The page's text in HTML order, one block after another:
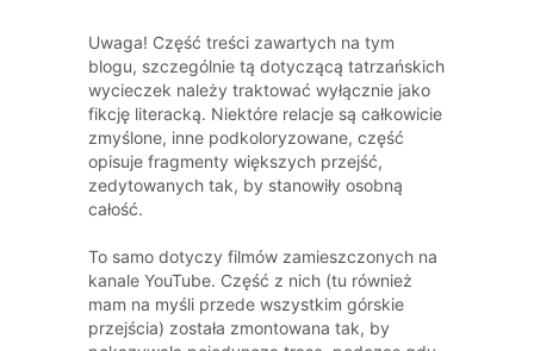
Uwaga! Część treści zawartych na tym
blogu, szczególnie tą dotyczącą tatrzańskich
wycieczek należy traktować wyłącznie jako
fikcję literacką. Niektóre relacje są całkowicie
zmyślone, inne podkoloryzowane, część
opisuje fragmenty większych przejść,
zedytowanych tak, by stanowiły osobną
całość.
To samo dotyczy filmów zamieszczonych na
kanale YouTube. Część z nich (tu również
mam na myśli przede wszystkim górskie
przejścia) została zmontowana tak, by